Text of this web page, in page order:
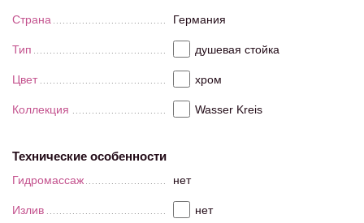
Страна Германия
Тип душевая стойка
Цвет хром
Коллекция Wasser Kreis
Технические особенности
Гидромассаж нет
Излив нет